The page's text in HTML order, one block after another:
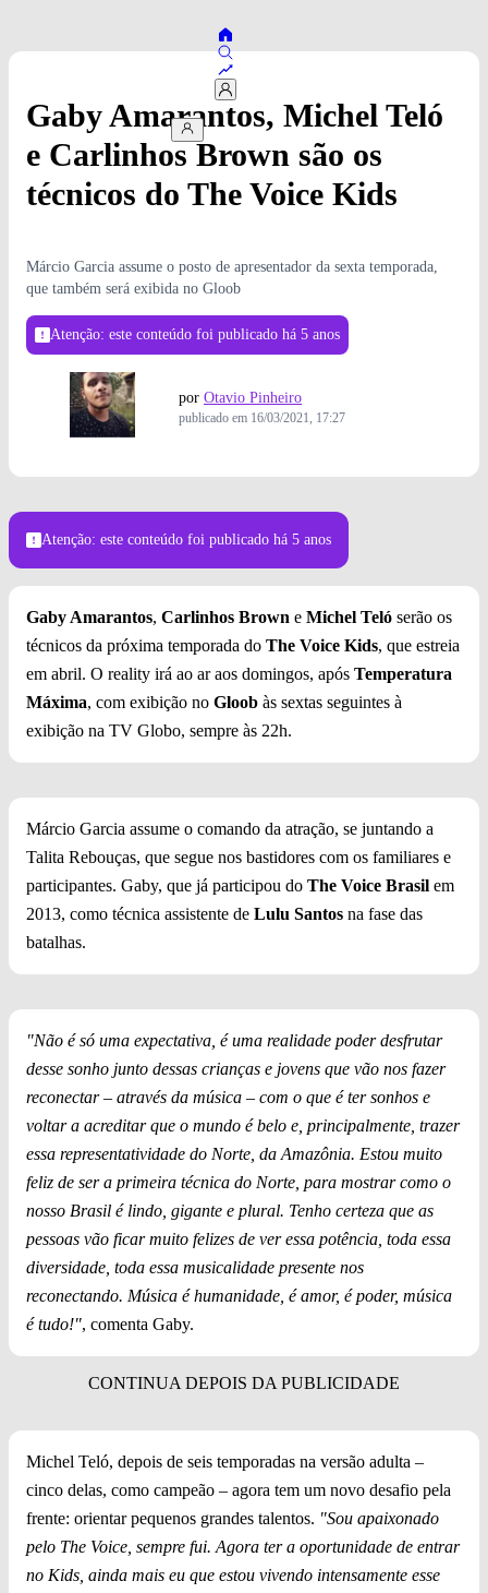
Gaby Amarantos, Michel Teló
e Carlinhos Brown são os
técnicos do The Voice Kids
Márcio Garcia assume o posto de apresentador da sexta temporada,
que também será exibida no Gloob
Atenção: este conteúdo foi publicado há 5 anos
por Otavio Pinheiro
publicado em 16/03/2021, 17:27
(Foto: Allan Shigueaki Mogui)
Atenção: este conteúdo foi publicado há 5 anos
Gaby Amarantos, Carlinhos Brown e Michel Teló serão os
técnicos da próxima temporada do The Voice Kids, que estreia
em abril. O reality irá ao ar aos domingos, após Temperatura
Máxima, com exibição no Gloob às sextas seguintes à
exibição na TV Globo, sempre às 22h.
Márcio Garcia assume o comando da atração, se juntando a
Talita Rebouças, que segue nos bastidores com os familiares e
participantes. Gaby, que já participou do The Voice Brasil em
2013, como técnica assistente de Lulu Santos na fase das
batalhas.
"Não é só uma expectativa, é uma realidade poder desfrutar
desse sonho junto dessas crianças e jovens que vão nos fazer
reconectar – através da música – com o que é ter sonhos e
voltar a acreditar que o mundo é belo e, principalmente, trazer
essa representatividade do Norte, da Amazônia. Estou muito
feliz de ser a primeira técnica do Norte, para mostrar como o
nosso Brasil é lindo, gigante e plural. Tenho certeza que as
pessoas vão ficar muito felizes de ver essa potência, toda essa
diversidade, toda essa musicalidade presente nos
reconectando. Música é humanidade, é amor, é poder, música
é tudo!", comenta Gaby.
Michel Teló, depois de seis temporadas na versão adulta –
cinco delas, como campeão – agora tem um novo desafio pela
frente: orientar pequenos grandes talentos. "Sou apaixonado
pelo The Voice, sempre fui. Agora ter a oportunidade de entrar
no Kids, ainda mais eu que estou vivendo intensamente esse